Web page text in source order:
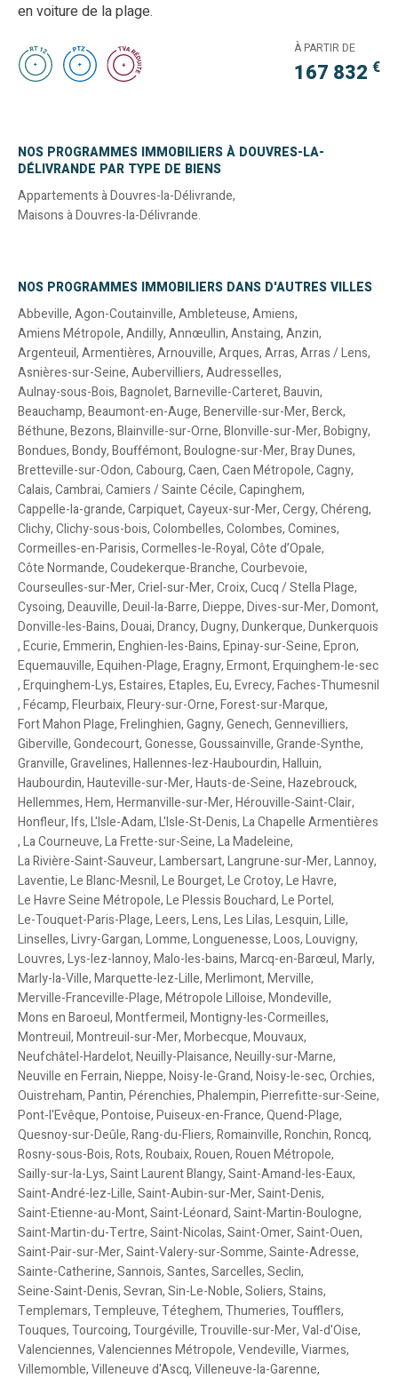
en voiture de la plage.
À PARTIR DE
167 832 €
NOS PROGRAMMES IMMOBILIERS À DOUVRES-LA-
DÉLIVRANDE PAR TYPE DE BIENS
Appartements à Douvres-la-Délivrande,
Maisons à Douvres-la-Délivrande.
NOS PROGRAMMES IMMOBILIERS DANS D'AUTRES VILLES
Abbeville,Agon-Coutainville,Ambleteuse,Amiens,
Amiens Métropole,Andilly,Annœullin,Anstaing,Anzin,
Argenteuil,Armentières,Arnouville,Arques,Arras,Arras / Lens,
Asnières-sur-Seine,Aubervilliers,Audresselles,
Aulnay-sous-Bois,Bagnolet,Barneville-Carteret,Bauvin,
Beauchamp,Beaumont-en-Auge,Benerville-sur-Mer,Berck,
Béthune,Bezons,Blainville-sur-Orne,Blonville-sur-Mer,Bobigny,
Bondues,Bondy,Bouffémont,Boulogne-sur-Mer,Bray Dunes,
Bretteville-sur-Odon,Cabourg,Caen,Caen Métropole,Cagny,
Calais,Cambrai,Camiers / Sainte Cécile,Capinghem,
Cappelle-la-grande,Carpiquet,Cayeux-sur-Mer,Cergy,Chéreng,
Clichy,Clichy-sous-bois,Colombelles,Colombes,Comines,
Cormeilles-en-Parisis,Cormelles-le-Royal,Côte d’Opale,
Côte Normande,Coudekerque-Branche,Courbevoie,
Courseulles-sur-Mer,Criel-sur-Mer,Croix,Cucq / Stella Plage,
Cysoing,Deauville,Deuil-la-Barre,Dieppe,Dives-sur-Mer,Domont,
Donville-les-Bains,Douai,Drancy,Dugny,Dunkerque,Dunkerquois
,Ecurie,Emmerin,Enghien-les-Bains,Epinay-sur-Seine,Epron,
Equemauville,Equihen-Plage,Eragny,Ermont,Erquinghem-le-sec
,Erquinghem-Lys,Estaires,Etaples,Eu,Evrecy,Faches-Thumesnil
,Fécamp,Fleurbaix,Fleury-sur-Orne,Forest-sur-Marque,
Fort Mahon Plage,Frelinghien,Gagny,Genech,Gennevilliers,
Giberville,Gondecourt,Gonesse,Goussainville,Grande-Synthe,
Granville,Gravelines,Hallennes-lez-Haubourdin,Halluin,
Haubourdin,Hauteville-sur-Mer,Hauts-de-Seine,Hazebrouck,
Hellemmes,Hem,Hermanville-sur-Mer,Hérouville-Saint-Clair,
Honfleur,Ifs,L'Isle-Adam,L'Isle-St-Denis,La Chapelle Armentières
,La Courneuve,La Frette-sur-Seine,La Madeleine,
La Rivière-Saint-Sauveur,Lambersart,Langrune-sur-Mer,Lannoy,
Laventie,Le Blanc-Mesnil,Le Bourget,Le Crotoy,Le Havre,
Le Havre Seine Métropole,Le Plessis Bouchard,Le Portel,
Le-Touquet-Paris-Plage,Leers,Lens,Les Lilas,Lesquin,Lille,
Linselles,Livry-Gargan,Lomme,Longuenesse,Loos,Louvigny,
Louvres,Lys-lez-lannoy,Malo-les-bains,Marcq-en-Barœul,Marly,
Marly-la-Ville,Marquette-lez-Lille,Merlimont,Merville,
Merville-Franceville-Plage,Métropole Lilloise,Mondeville,
Mons en Baroeul,Montfermeil,Montigny-les-Cormeilles,
Montreuil,Montreuil-sur-Mer,Morbecque,Mouvaux,
Neufchâtel-Hardelot,Neuilly-Plaisance,Neuilly-sur-Marne,
Neuville en Ferrain,Nieppe,Noisy-le-Grand,Noisy-le-sec,Orchies,
Ouistreham,Pantin,Pérenchies,Phalempin,Pierrefitte-sur-Seine,
Pont-l'Evêque,Pontoise,Puiseux-en-France,Quend-Plage,
Quesnoy-sur-Deûle,Rang-du-Fliers,Romainville,Ronchin,Roncq,
Rosny-sous-Bois,Rots,Roubaix,Rouen,Rouen Métropole,
Sailly-sur-la-Lys,Saint Laurent Blangy,Saint-Amand-les-Eaux,
Saint-André-lez-Lille,Saint-Aubin-sur-Mer,Saint-Denis,
Saint-Etienne-au-Mont,Saint-Léonard,Saint-Martin-Boulogne,
Saint-Martin-du-Tertre,Saint-Nicolas,Saint-Omer,Saint-Ouen,
Saint-Pair-sur-Mer,Saint-Valery-sur-Somme,Sainte-Adresse,
Sainte-Catherine,Sannois,Santes,Sarcelles,Seclin,
Seine-Saint-Denis,Sevran,Sin-Le-Noble,Soliers,Stains,
Templemars,Templeuve,Téteghem,Thumeries,Toufflers,
Touques,Tourcoing,Tourgéville,Trouville-sur-Mer,Val-d'Oise,
Valenciennes,Valenciennes Métropole,Vendeville,Viarmes,
Villemomble,Villeneuve d'Ascq,Villeneuve-la-Garenne,